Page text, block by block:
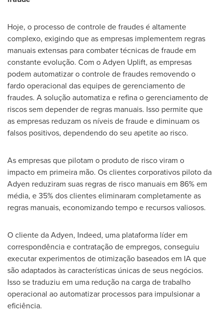
Hoje, o processo de controle de fraudes é altamente
complexo, exigindo que as empresas implementem regras
manuais extensas para combater técnicas de fraude em
constante evolução. Com o Adyen Uplift, as empresas
podem automatizar o controle de fraudes removendo o
fardo operacional das equipes de gerenciamento de
fraudes. A solução automatiza e refina o gerenciamento de
riscos sem depender de regras manuais. Isso permite que
as empresas reduzam os níveis de fraude e diminuam os
falsos positivos, dependendo do seu apetite ao risco.
As empresas que pilotam o produto de risco viram o
impacto em primeira mão. Os clientes corporativos piloto da
Adyen reduziram suas regras de risco manuais em 86% em
média, e 35% dos clientes eliminaram completamente as
regras manuais, economizando tempo e recursos valiosos.
O cliente da Adyen, Indeed, uma plataforma líder em
correspondência e contratação de empregos, conseguiu
executar experimentos de otimização baseados em IA que
são adaptados às características únicas de seus negócios.
Isso se traduziu em uma redução na carga de trabalho
operacional ao automatizar processos para impulsionar a
eficiência.